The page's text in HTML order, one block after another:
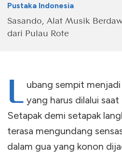
Pustaka Indonesia
Sasando, Alat Musik
dari Pulau Rote
L ubang sempit
yang harus dilalui
Setapak demi setapak
terasa mengundang
dalam gua yang konon